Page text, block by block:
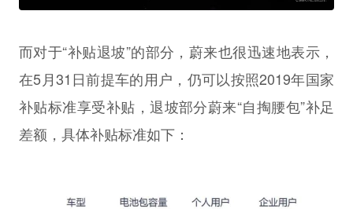
而对于“补贴退坡”的部分，蔚来也很迅速地表示，
在5月31日前提车的用户，仍可以按照2019年国家
补贴标准享受补贴，退坡部分蔚来“自掏腰包”补足
差额，具体补贴标准如下：